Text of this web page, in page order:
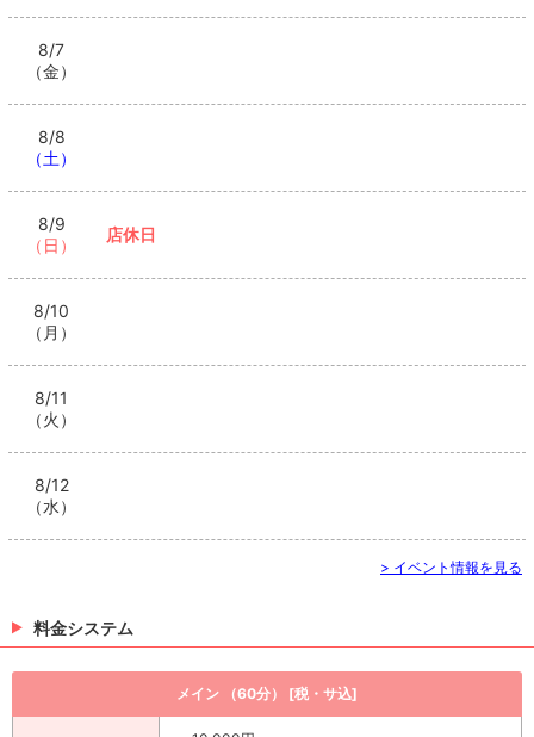
8/7
（金）
8/8
（土）
8/9
（日）
店休日
8/10
（月）
8/11
（火）
8/12
（水）
> イベント情報を見る
料金システム
メイン （60分） [税・サ込]